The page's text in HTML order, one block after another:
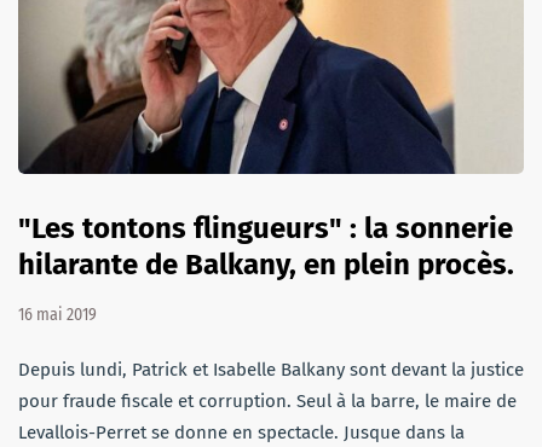
"Les tontons flingueurs" : la sonnerie
hilarante de Balkany, en plein procès.
16 mai 2019
Depuis lundi, Patrick et Isabelle Balkany sont devant la justice
pour fraude fiscale et corruption. Seul à la barre, le maire de
Levallois-Perret se donne en spectacle. Jusque dans la